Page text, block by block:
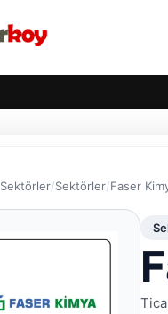
Sektörler Sektörler Faser